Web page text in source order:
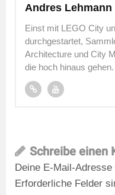
Andres Lehmann
Einst mit LEGO City
durchgestartet,
Architecture und City
die hoch hinaus gehen.
Schreibe einen
Deine E-Mail-
Erforderliche Felder